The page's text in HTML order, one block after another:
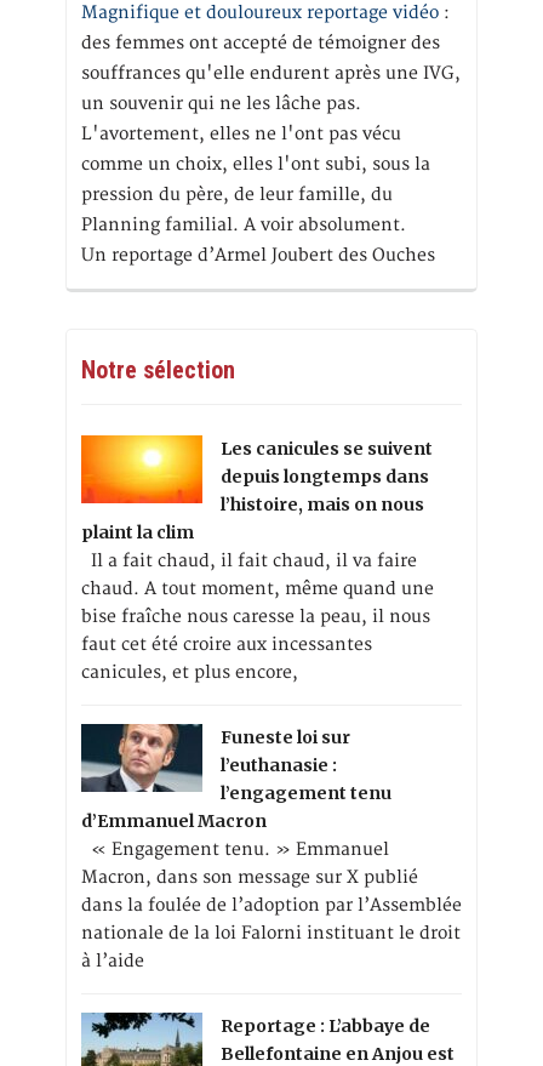
Magnifique et douloureux reportage vidéo :
des femmes ont accepté de témoigner des
souffrances qu'elle endurent après une IVG,
un souvenir qui ne les lâche pas.
L'avortement, elles ne l'ont pas vécu
comme un choix, elles l'ont subi, sous la
pression du père, de leur famille, du
Planning familial. A voir absolument.
Un reportage d’Armel Joubert des Ouches
Notre sélection
Les canicules se suivent
depuis longtemps dans
l’histoire, mais on nous
plaint la clim
Il a fait chaud, il fait chaud, il va faire
chaud. A tout moment, même quand une
bise fraîche nous caresse la peau, il nous
faut cet été croire aux incessantes
canicules, et plus encore,
Funeste loi sur
l’euthanasie :
l’engagement tenu
d’Emmanuel Macron
« Engagement tenu. » Emmanuel
Macron, dans son message sur X publié
dans la foulée de l’adoption par l’Assemblée
nationale de la loi Falorni instituant le droit
à l’aide
Reportage : L’abbaye de
Bellefontaine en Anjou est